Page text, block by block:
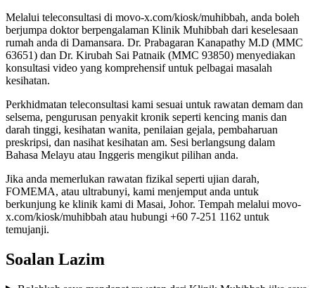
Melalui teleconsultasi di movo-x.com/kiosk/muhibbah, anda boleh
berjumpa doktor berpengalaman Klinik Muhibbah dari keselesaan
rumah anda di Damansara. Dr. Prabagaran Kanapathy M.D (MMC
63651) dan Dr. Kirubah Sai Patnaik (MMC 93850) menyediakan
konsultasi video yang komprehensif untuk pelbagai masalah
kesihatan.
Perkhidmatan teleconsultasi kami sesuai untuk rawatan demam dan
selsema, pengurusan penyakit kronik seperti kencing manis dan
darah tinggi, kesihatan wanita, penilaian gejala, pembaharuan
preskripsi, dan nasihat kesihatan am. Sesi berlangsung dalam
Bahasa Melayu atau Inggeris mengikut pilihan anda.
Jika anda memerlukan rawatan fizikal seperti ujian darah,
FOMEMA, atau ultrabunyi, kami menjemput anda untuk
berkunjung ke klinik kami di Masai, Johor. Tempah melalui movo-
x.com/kiosk/muhibbah atau hubungi +60 7-251 1162 untuk
temujanji.
Soalan Lazim